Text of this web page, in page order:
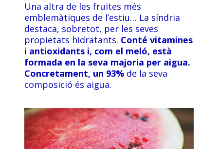
Una altra de les fruites més
emblemàtiques de l’estiu… La síndria
destaca, sobretot, per les seves
propietats hidratants. Conté vitamines
i antioxidants i, com el meló, està
formada en la seva majoria per aigua.
Concretament, un 93% de la seva
composició és aigua.